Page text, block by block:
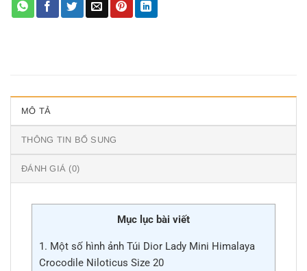
MÔ TẢ
THÔNG TIN BỔ SUNG
ĐÁNH GIÁ (0)
Mục lục bài viết
1. Một số hình ảnh Túi Dior Lady Mini Himalaya
Crocodile Niloticus Size 20